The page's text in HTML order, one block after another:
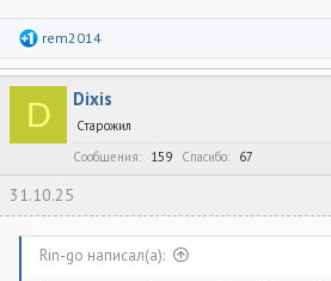
Р
а
к
ц
и
rem2014
D Dixis
Старожил
Сообщения
159 Спасибо 67
31.10.25
Rin-go написал(а):